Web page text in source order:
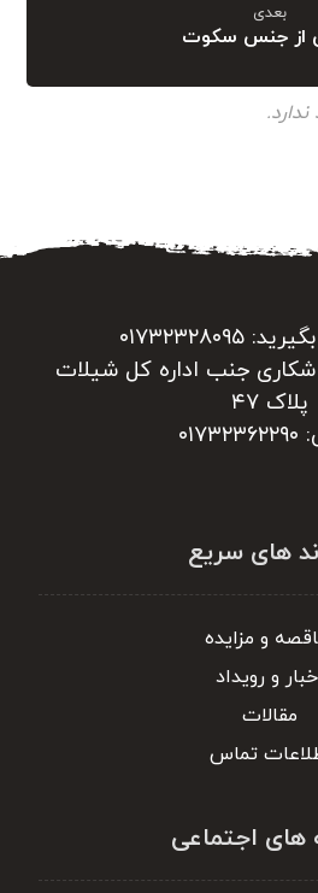
بعدی
از جنس سکوت
شکاری جنب اداره کل شیلات
پلاک ۴۷
های سریع
و مزایده
و رویداد
مقالات
تماس
های اجتماعی